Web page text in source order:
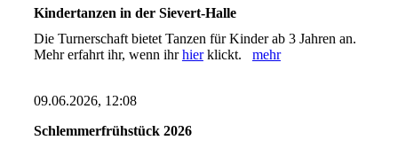
Kindertanzen in der Sievert-Halle
Die Turnerschaft bietet Tanzen für Kinder ab 3 Jahren an.
Mehr erfahrt ihr, wenn ihrhierklickt. mehr
09.06.2026, 12:08
Schlemmerfrühstück 2026